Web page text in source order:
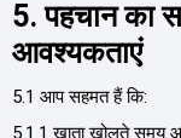
5. पहचान का
आवश्यकताएं
5.1 आप सहमत हैं कि:
5.1.1 खाता खोलते समय